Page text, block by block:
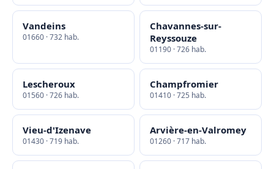
Vandeins
01660 · 732 hab.
Chavannes-sur-
Reyssouze
01190 · 726 hab.
Lescheroux
01560 · 726 hab.
Champfromier
01410 · 725 hab.
Vieu-d'Izenave
01430 · 719 hab.
Arvière-en-Valromey
01260 · 717 hab.